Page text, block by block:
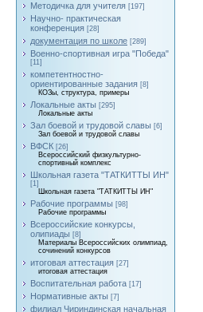
Методичка для учителя [197]
Научно- практическая
конференция [28]
документация по школе [289]
Военно-спортивная игра "Победа"
[11]
компетентностно-
ориентированные задания [8]
КОЗы, структура, примеры
Локальные акты [295]
Локальные акты
Зал боевой и трудовой славы [6]
Зал боевой и трудовой славы
ВФСК [26]
Всероссийский физкультурно-
спортивный комплекс
Школьная газета "ТАТКИТТЫ ИН"
[1]
Школьная газета "ТАТКИТТЫ ИН"
Рабочие программы [98]
Рабочие программы
Всероссийские конкурсы,
олипиады [8]
Материалы Всероссийских олимпиад,
сочинений конкурсов
итоговая аттестация [27]
итоговая аттестация
Воспитательная работа [17]
Нормативные акты [7]
филиал Чириндинская начальная